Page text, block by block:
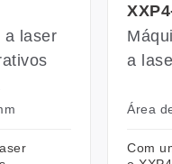
a laser
a
Área
Com